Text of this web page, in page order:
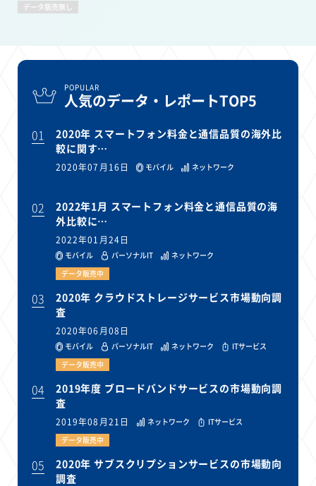
データ販売無し
POPULAR
人気のデータ・レポートTOP5
01
2020年 スマートフォン料金と通信品質の海外比
較に関す…
2020年07月16日 モバイル ネットワーク
02
2022年1月 スマートフォン料金と通信品質の海
外比較に…
2022年01月24日
モバイル パーソナルIT
ネットワーク
データ販売中
03
2020年 クラウドストレージサービス市場動向調
査
2020年06月08日
モバイル パーソナルIT ネットワーク
ITサービス
データ販売中
04
2019年度 ブロードバンドサービスの市場動向調
査
2019年08月21日 ネットワーク
ITサービス
データ販売中
05
2020年 サブスクリプションサービスの市場動向
調査